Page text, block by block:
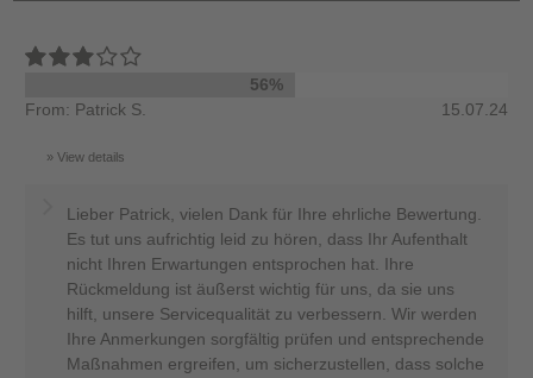
56%
From: Patrick S.
15.07.24
View details
Lieber Patrick, vielen Dank für Ihre ehrliche Bewertung.
Es tut uns aufrichtig leid zu hören, dass Ihr Aufenthalt
nicht Ihren Erwartungen entsprochen hat. Ihre
Rückmeldung ist äußerst wichtig für uns, da sie uns
hilft, unsere Servicequalität zu verbessern. Wir werden
Ihre Anmerkungen sorgfältig prüfen und entsprechende
Maßnahmen ergreifen, um sicherzustellen, dass solche